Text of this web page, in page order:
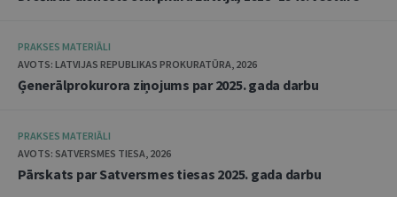
PRAKSES MATERIĀLI
AVOTS: LATVIJAS REPUBLIKAS PROKURATŪRA, 2026
Ģenerālprokurora ziņojums par 2025. gada darbu
PRAKSES MATERIĀLI
AVOTS: SATVERSMES TIESA, 2026
Pārskats par Satversmes tiesas 2025. gada darbu